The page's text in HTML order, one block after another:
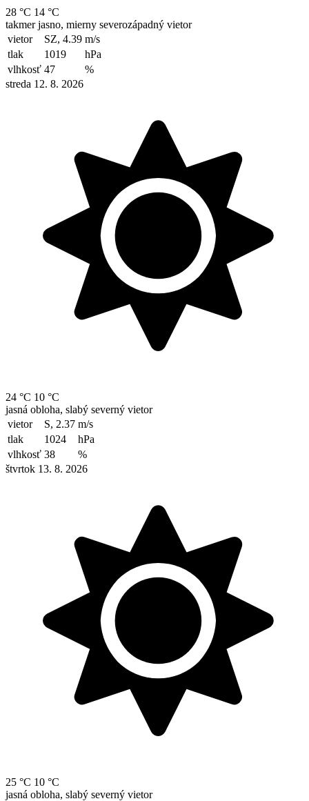
28 °C 14 °C
takmer jasno, mierny severozápadný vietor
vietor
SZ, 4.39 m/s
tlak
1019
hPa
vlhkosť 47
%
streda 12. 8. 2026
24 °C 10 °C
jasná obloha, slabý severný vietor
vietor
S, 2.37 m/s
tlak
1024
hPa
vlhkosť 38
%
štvrtok 13. 8. 2026
25 °C 10 °C
jasná obloha, slabý severný vietor